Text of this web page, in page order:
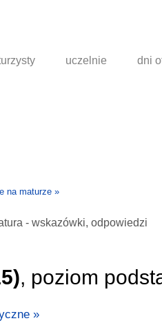
uczelnie dni
na maturze »
- wskazówki, odpowiedzi
, poziom
»